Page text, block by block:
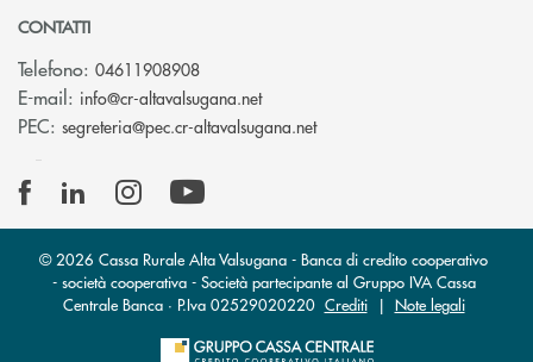
CONTATTI
Telefono: 04611908908
E-mail: info@cr-altavalsugana.net(si apre l’app di posta
PEC: segreteria@pec.cr-altavalsugana.net(si apre l’app di posta
© 2026 Cassa Rurale Alta Valsugana - Banca di credito cooperativo
- società cooperativa - Società partecipante al Gruppo IVA Cassa
Centrale Banca · P.Iva 02529020220 Crediti| Note legali